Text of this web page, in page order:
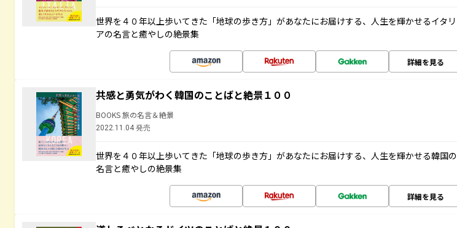
世界を４０年以上歩いてきた「地球の歩き方」があなたにお届けする、人生を輝かせるイタリ
アの名言と癒やしの絶景集
詳細を見る
共感と勇気がわく韓国のことばと絶景１００
BOOKS 旅の名言＆絶景
2022.11.04 発売
世界を４０年以上歩いてきた「地球の歩き方」があなたにお届けする、人生を輝かせる韓国の
名言と癒やしの絶景集
詳細を見る